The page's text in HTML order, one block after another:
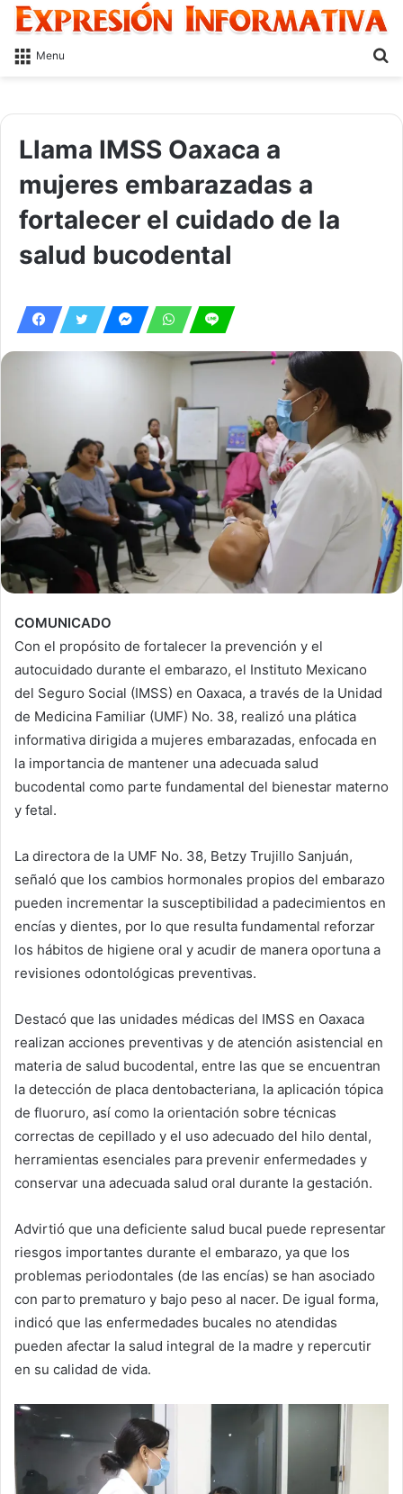
Menu
Llama IMSS Oaxaca a
mujeres embarazadas a
fortalecer el cuidado de la
salud bucodental
COMUNICADO
Con el propósito de fortalecer la prevención y el
autocuidado durante el embarazo, el Instituto Mexicano
del Seguro Social (IMSS) en Oaxaca, a través de la Unidad
de Medicina Familiar (UMF) No. 38, realizó una plática
informativa dirigida a mujeres embarazadas, enfocada en
la importancia de mantener una adecuada salud
bucodental como parte fundamental del bienestar materno
y fetal.
La directora de la UMF No. 38, Betzy Trujillo Sanjuán,
señaló que los cambios hormonales propios del embarazo
pueden incrementar la susceptibilidad a padecimientos en
encías y dientes, por lo que resulta fundamental reforzar
los hábitos de higiene oral y acudir de manera oportuna a
revisiones odontológicas preventivas.
Destacó que las unidades médicas del IMSS en Oaxaca
realizan acciones preventivas y de atención asistencial en
materia de salud bucodental, entre las que se encuentran
la detección de placa dentobacteriana, la aplicación tópica
de fluoruro, así como la orientación sobre técnicas
correctas de cepillado y el uso adecuado del hilo dental,
herramientas esenciales para prevenir enfermedades y
conservar una adecuada salud oral durante la gestación.
Advirtió que una deficiente salud bucal puede representar
riesgos importantes durante el embarazo, ya que los
problemas periodontales (de las encías) se han asociado
con parto prematuro y bajo peso al nacer. De igual forma,
indicó que las enfermedades bucales no atendidas
pueden afectar la salud integral de la madre y repercutir
en su calidad de vida.